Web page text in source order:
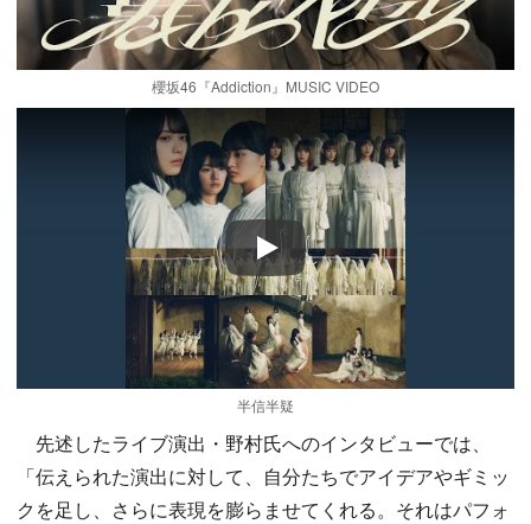
櫻坂46『Addiction』MUSIC VIDEO
Play
半信半疑
先述したライブ演出・野村氏へのインタビューでは、
「伝えられた演出に対して、自分たちでアイデアやギミッ
クを足し、さらに表現を膨らませてくれる。それはパフォ